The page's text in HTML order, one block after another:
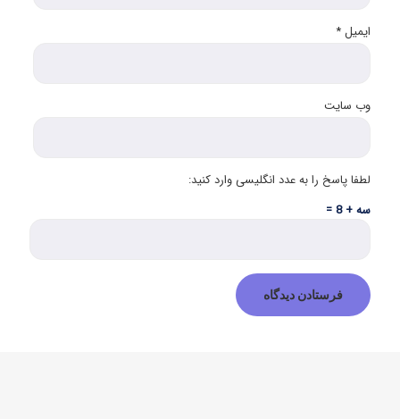
ایمیل*
وب‌ سایت
لطفا پاسخ را به عدد انگلیسی وارد کنید:
سه + 8 =